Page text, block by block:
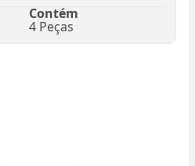
Contém
4 Peças